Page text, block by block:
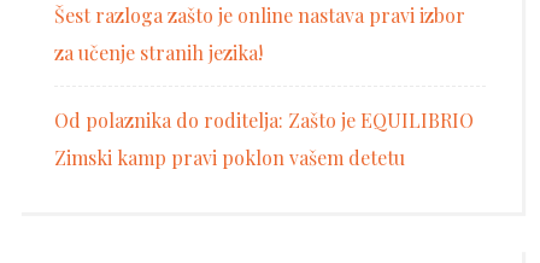
Šest razloga zašto je online nastava pravi izbor
za učenje stranih jezika!
Od polaznika do roditelja: Zašto je EQUILIBRIO
Zimski kamp pravi poklon vašem detetu